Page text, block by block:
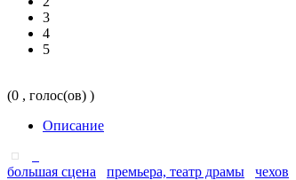
3
4
5
(0 , голос(ов) )
Описание
большая сцена премьера, театр драмы чехов